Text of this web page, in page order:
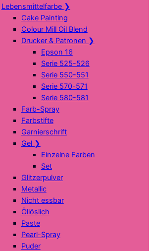
Lebensmittelfarbe ❯
Cake Painting
Colour Mill Oil Blend
Drucker & Patronen ❯
Epson 16
Serie 525-526
Serie 550-551
Serie 570-571
Serie 580-581
Farb-Spray
Farbstifte
Garnierschrift
Gel ❯
Einzelne Farben
Set
Glitzerpulver
Metallic
Nicht essbar
Öllöslich
Paste
Pearl-Spray
Puder